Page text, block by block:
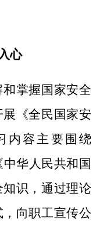
心
掌握国家安全
《全民国家安
内容主要围绕
华人民共和国
识，通过理论
向职工宣传公